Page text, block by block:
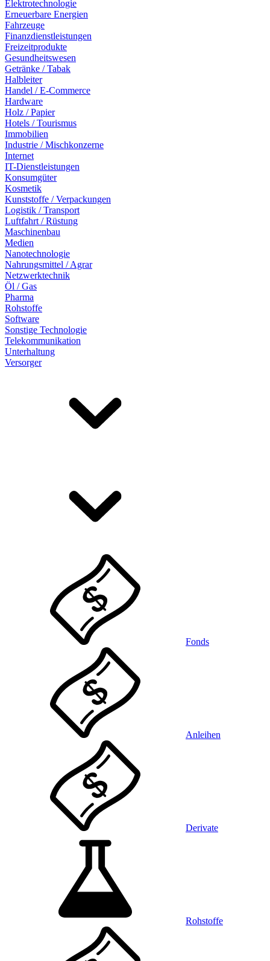
Elektrotechnologie
Erneuerbare Energien
Fahrzeuge
Finanzdienstleistungen
Freizeitprodukte
Gesundheitswesen
Getränke / Tabak
Halbleiter
Handel / E-Commerce
Hardware
Holz / Papier
Hotels / Tourismus
Immobilien
Industrie / Mischkonzerne
Internet
IT-Dienstleistungen
Konsumgüter
Kosmetik
Kunststoffe / Verpackungen
Logistik / Transport
Luftfahrt / Rüstung
Maschinenbau
Medien
Nanotechnologie
Nahrungsmittel / Agrar
Netzwerktechnik
Öl / Gas
Pharma
Rohstoffe
Software
Sonstige Technologie
Telekommunikation
Unterhaltung
Versorger
Fonds
Anleihen
Derivate
Rohstoffe